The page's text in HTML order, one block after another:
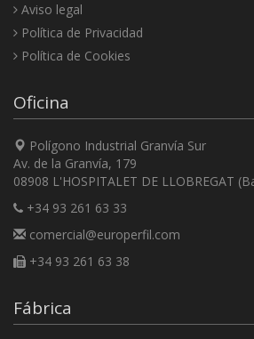
Aviso legal
Política de Privacidad
Política de Cookies
Oficina
Polígono Industrial Granvía Sur
Av. de la Granvía, 179
08908 L'HOSPITALET DE LLOBREGAT
+34 93 261 63 33
comercial@europerfil.com
+34 93 261 63 38
Fábrica